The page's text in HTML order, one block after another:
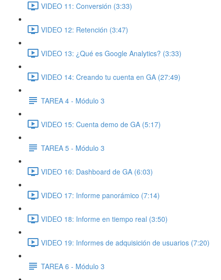
VIDEO 11: Conversión (3:33)
VIDEO 12: Retención (3:47)
VIDEO 13: ¿Qué es Google Analytics? (3:33)
VIDEO 14: Creando tu cuenta en GA (27:49)
TAREA 4 - Módulo 3
VIDEO 15: Cuenta demo de GA (5:17)
TAREA 5 - Módulo 3
VIDEO 16: Dashboard de GA (6:03)
VIDEO 17: Informe panorámico (7:14)
VIDEO 18: Informe en tiempo real (3:50)
VIDEO 19: Informes de adquisición de usuarios (7:20)
TAREA 6 - Módulo 3